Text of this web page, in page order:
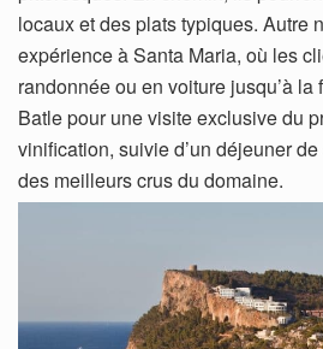
locaux et des plats typiques. Autre
expérience à Santa Maria, où les
randonnée ou en voiture jusqu’à
Batle pour une visite exclusive du
vinification, suivie d’un déjeuner
des meilleurs crus du domaine.